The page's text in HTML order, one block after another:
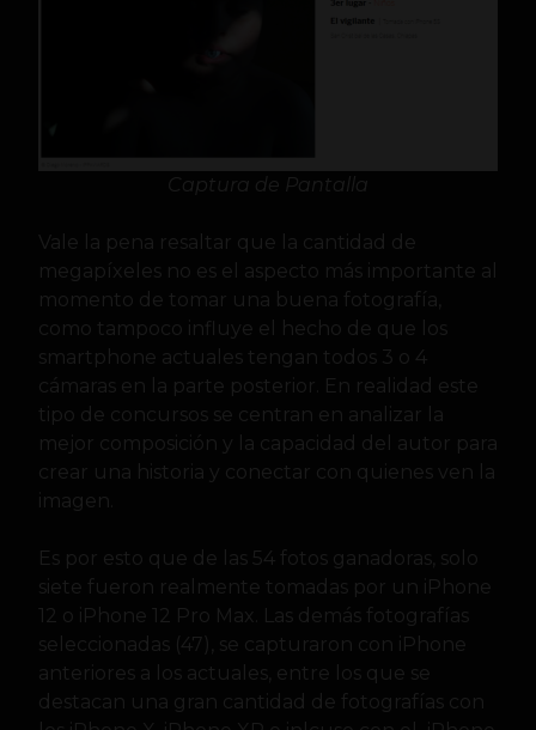
Captura de Pantalla
Vale la pena resaltar que la cantidad de
megapíxeles no es el aspecto más importante al
momento de tomar una buena fotografía,
como tampoco influye el hecho de que los
smartphone actuales tengan todos 3 o 4
cámaras en la parte posterior. En realidad este
tipo de concursos se centran en analizar la
mejor composición y la capacidad del autor para
crear una historia y conectar con quienes ven la
imagen.
Es por esto que de las 54 fotos ganadoras, solo
siete fueron realmente tomadas por un iPhone
12 o iPhone 12 Pro Max. Las demás fotografías
seleccionadas (47), se capturaron con iPhone
anteriores a los actuales, entre los que se
destacan una gran cantidad de fotografías con